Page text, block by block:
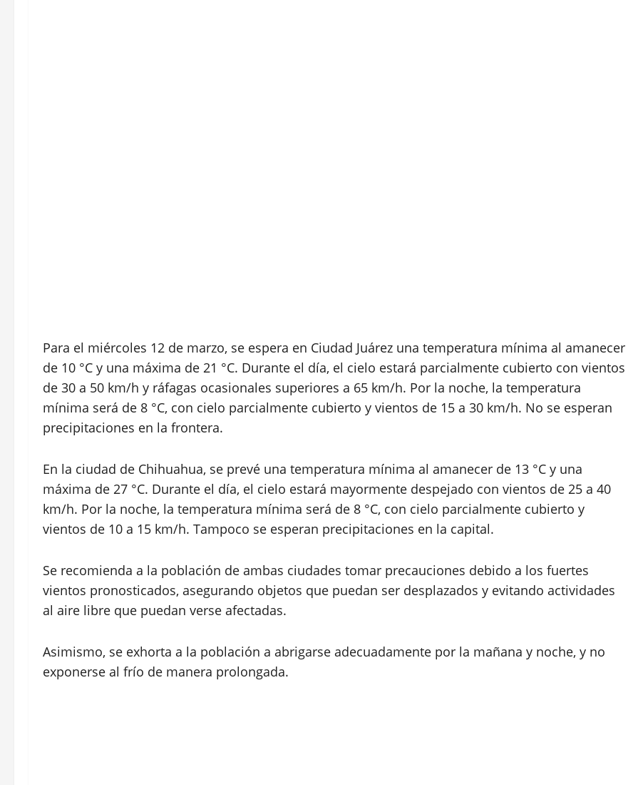
Para el miércoles 12 de marzo, se espera en Ciudad Juárez una temperatura mínima al amanecer
de 10 °C y una máxima de 21 °C. Durante el día, el cielo estará parcialmente cubierto con vientos
de 30 a 50 km/h y ráfagas ocasionales superiores a 65 km/h. Por la noche, la temperatura
mínima será de 8 °C, con cielo parcialmente cubierto y vientos de 15 a 30 km/h. No se esperan
precipitaciones en la frontera.
En la ciudad de Chihuahua, se prevé una temperatura mínima al amanecer de 13 °C y una
máxima de 27 °C. Durante el día, el cielo estará mayormente despejado con vientos de 25 a 40
km/h. Por la noche, la temperatura mínima será de 8 °C, con cielo parcialmente cubierto y
vientos de 10 a 15 km/h. Tampoco se esperan precipitaciones en la capital.
Se recomienda a la población de ambas ciudades tomar precauciones debido a los fuertes
vientos pronosticados, asegurando objetos que puedan ser desplazados y evitando actividades
al aire libre que puedan verse afectadas.
Asimismo, se exhorta a la población a abrigarse adecuadamente por la mañana y noche, y no
exponerse al frío de manera prolongada.